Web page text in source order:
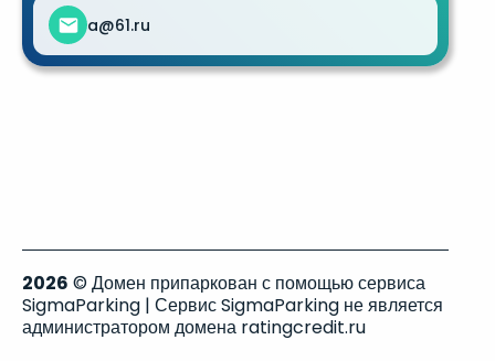
a@61.ru
2026 © Домен припаркован с помощью сервиса
SigmaParking | Сервис SigmaParking не является
администратором домена ratingcredit.ru